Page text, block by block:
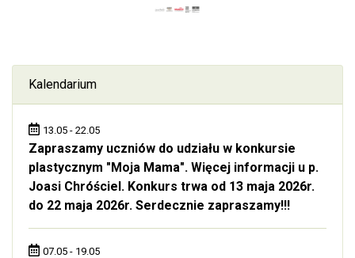
Kalendarium
13.05 - 22.05
Zapraszamy uczniów do udziału w konkursie
plastycznym "Moja Mama". Więcej informacji u p.
Joasi Chróściel. Konkurs trwa od 13 maja 2026r.
do 22 maja 2026r. Serdecznie zapraszamy!!!
07.05 - 19.05